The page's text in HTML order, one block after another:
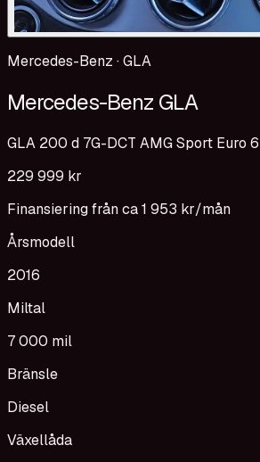
Mercedes-Benz ·GLA
Mercedes-Benz GLA
GLA 200 d 7G-DCT AMG Sport Euro
229 999 kr
Finansiering från ca1 953 kr/mån
Årsmodell
2016
Miltal
7 000 mil
Bränsle
Diesel
Växellåda